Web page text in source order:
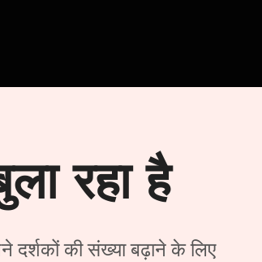
रहा है
की संख्या बढ़ाने के लिए